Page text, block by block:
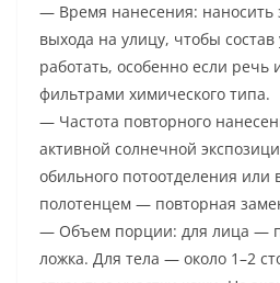
— Время нанесения: наносить
выхода на улицу, чтобы состав
работать, особенно если речь
фильтрами химического типа.
— Частота повторного
активной солнечной
обильного потоотделения или
полотенцем — повторная
— Объем порции: для лица —
ложка. Для тела — около 1–2